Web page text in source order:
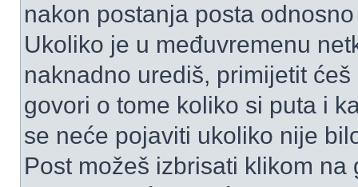
nakon postanja posta
Ukoliko je u međuvremenu
naknadno urediš, primijetit
govori o tome koliko si puta i
se neće pojaviti ukoliko nije
Post možeš izbrisati klikom